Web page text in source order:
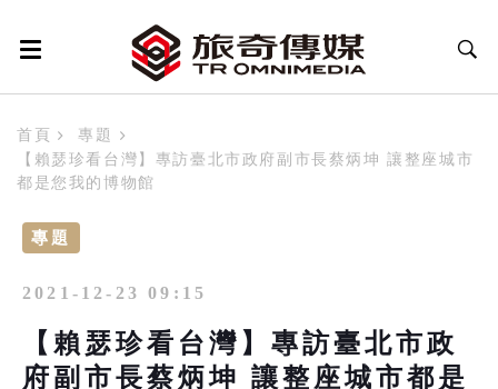
首頁
專題
【賴瑟珍看台灣】專訪臺北市政府副市長蔡炳坤 讓整座城市
都是您我的博物館
專題
2021-12-23 09:15
【賴瑟珍看台灣】專訪臺北市政
府副市長蔡炳坤 讓整座城市都是